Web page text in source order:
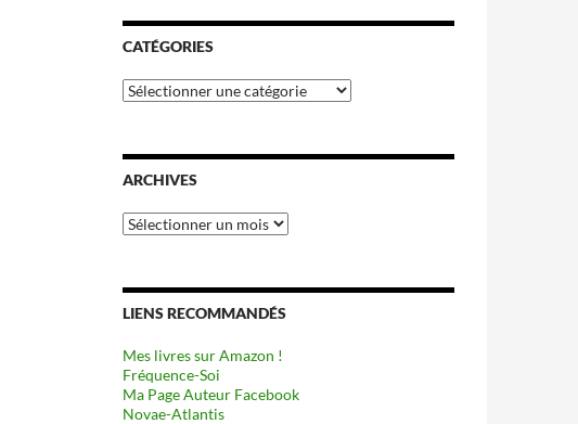
CATÉGORIES
Catégories
ARCHIVES
Archives
LIENS RECOMMANDÉS
Mes livres sur Amazon !
Fréquence-Soi
Ma Page Auteur Facebook
Novae-Atlantis